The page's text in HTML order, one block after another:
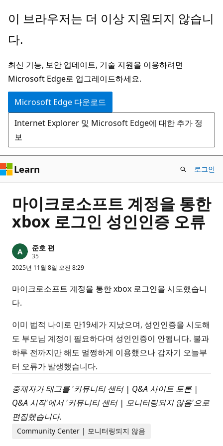
주
콘
츠
로
건
너
뛰
기
이 브라우저는 더 이상 지원되지 않습니
다.
최신 기능, 보안 업데이트, 기술 지원을 이용하려면
Microsoft Edge로 업그레이드하세요.
Microsoft Edge 다운로드
Internet Explorer 및 Microsoft Edge에 대한 추가 정
보
Learn 로그인
마이크로소프트 계정을 통한
xbox 로그인 성인인증 오류
준호 편
35
포
트
2025년 11월 8일 오전 8:29
마이크로소프트 계정을 통한 xbox 로그인을 시도했습니
다.
이미 법적 나이로 만19세가 지났으며, 성인인증을 시도해
도 부모님 계정이 필요하다며 성인인증이 안됩니다. 불과
하루 전까지만 해도 멀쩡하게 이용했으나 갑자기 오늘부
터 오류가 발생했습니다.
중재자가 태그를 '커뮤니티 센터 | Q&A 사이트 토론 |
Q&A 시작'에서 '커뮤니티 센터 | 모니터링되지 않음'으로
편집했습니다.
Community Center | 모니터링되지 않음